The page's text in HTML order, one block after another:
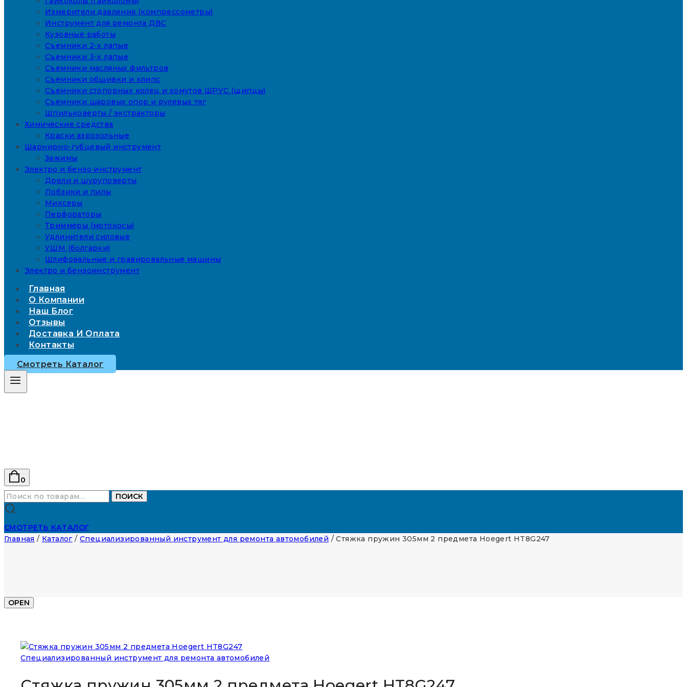
Измерители давления (компрессометры)
Инструмент для ремонта ДВС
Кузовные работы
Съемники 2-х лапые
Съемники 3-х лапые
Съемники масляных фильтров
Съемники обшивки и клипс
Съемники стопорных колец и хомутов ШРУС (щипцы)
Съемники шаровых опор и рулевых тяг
Шпильковерты / экстракторы
Химические средства
Краски аэрозольные
Шарнирно-губцевый инструмент
Зажимы
Электро и бензо инструмент
Дрели и шуруповерты
Лобзики и пилы
Миксеры
Перфораторы
Триммеры (мотокосы)
Удлинители силовые
УШМ (болгарки)
Шлифовальные и гравировальные машины
Электро и бензоинструмент
Главная
О Компании
Наш Блог
Отзывы
Доставка И Оплата
Контакты
Смотреть Каталог
0
Искать:
ПОИСК
СМОТРЕТЬ КАТАЛОГ
Главная / Каталог / Специализированный инструмент для ремонта автомобилей / Стяжка пружин 305мм 2 предмета Hoegert HT8G247
OPEN
Специализированный инструмент для ремонта автомобилей